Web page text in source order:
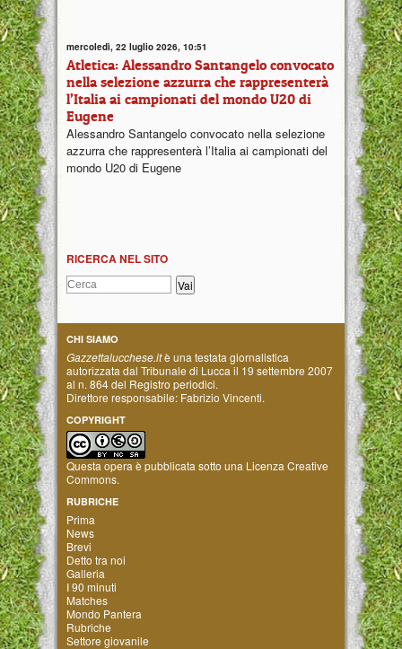
mercoledì, 22 luglio 2026, 10:51
Atletica: Alessandro Santangelo convocato
nella selezione azzurra che rappresenterà
l’Italia ai campionati del mondo U20 di
Eugene
Alessandro Santangelo convocato nella selezione
azzurra che rappresenterà l’Italia ai campionati del
mondo U20 di Eugene
RICERCA NEL SITO
CHI SIAMO
Gazzettalucchese.itè una testata giornalistica
autorizzata dal Tribunale di Lucca il 19 settembre 2007
al n. 864 del Registro periodici.
Direttore responsabile: Fabrizio Vincenti.
COPYRIGHT
Questa opera è pubblicata sotto una Licenza Creative
Commons.
RUBRICHE
Prima
News
Brevi
Detto tra noi
Galleria
I 90 minuti
Matches
Mondo Pantera
Rubriche
Settore giovanile